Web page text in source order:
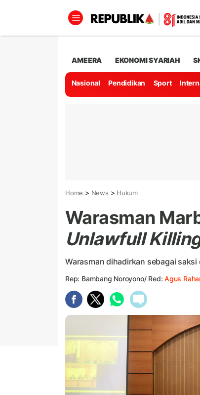
AMEERA EKONOMI SYARIAH
Nasional Pendidikan Sport
Home > News > Hukum
Warasman
Unlawfull
Warasman dihadirkan sebagai
Rep: Bambang Noroyono/ Red:Agus